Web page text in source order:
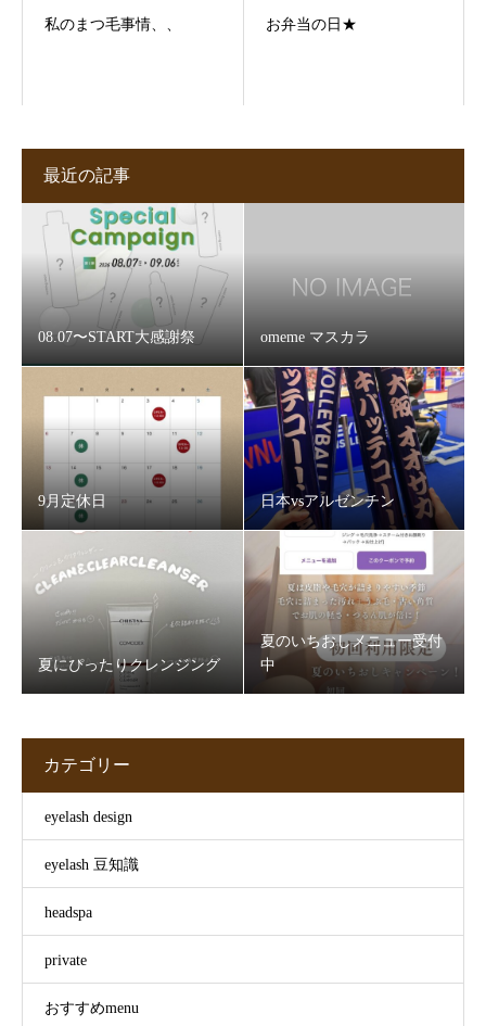
私のまつ毛事情、、 お弁当の日★
最近の記事
08.07〜START大感謝祭 omeme マスカラ
9月定休日 日本vsアルゼンチン
夏にぴったりクレンジング
夏のいちおしメニュー受付
中
カテゴリー
eyelash design
eyelash 豆知識
headspa
private
おすすめmenu